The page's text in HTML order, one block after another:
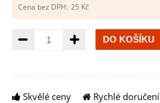
Cena bez DPH: 25 Kč
Množství
Skvělé ceny Rychlé doručení